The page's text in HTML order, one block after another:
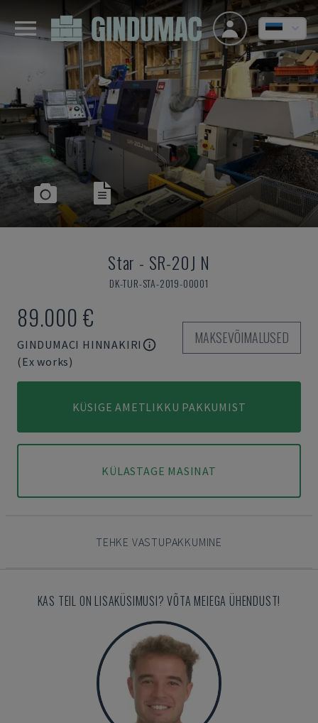
Star - SR-20J N
DK-TUR-STA-2019-00001
89.000 €
GINDUMACI HINNAKIRI
(Ex works)
MAKSEVÕIMALUSED
KÜSIGE AMETLIKKU PAKKUMIST
KÜLASTAGE MASINAT
TEHKE VASTUPAKKUMINE
KAS TEIL ON LISAKÜSIMUSI? VÕTA MEIEGA ÜHENDUST!